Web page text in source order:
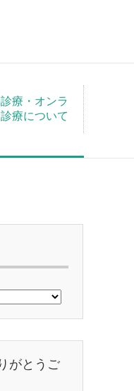
療・オンラ
療について
がとうご